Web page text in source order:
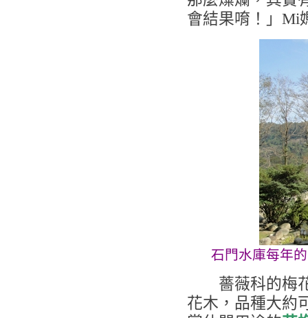
會結果唷！」Mi
石門水庫每年
薔薇科的梅花
花木，品種大約